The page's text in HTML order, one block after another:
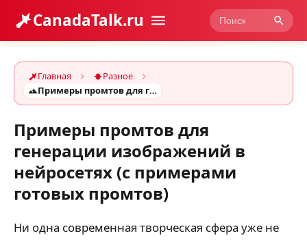
CanadaTalk.ru
Главная
Разное
Примеры промтов для генерации изображений в нейросетях (с примерами готовых промтов)
Примеры промтов для
генерации изображений в
нейросетях (с примерами
готовых промтов)
Ни одна современная творческая сфера уже не